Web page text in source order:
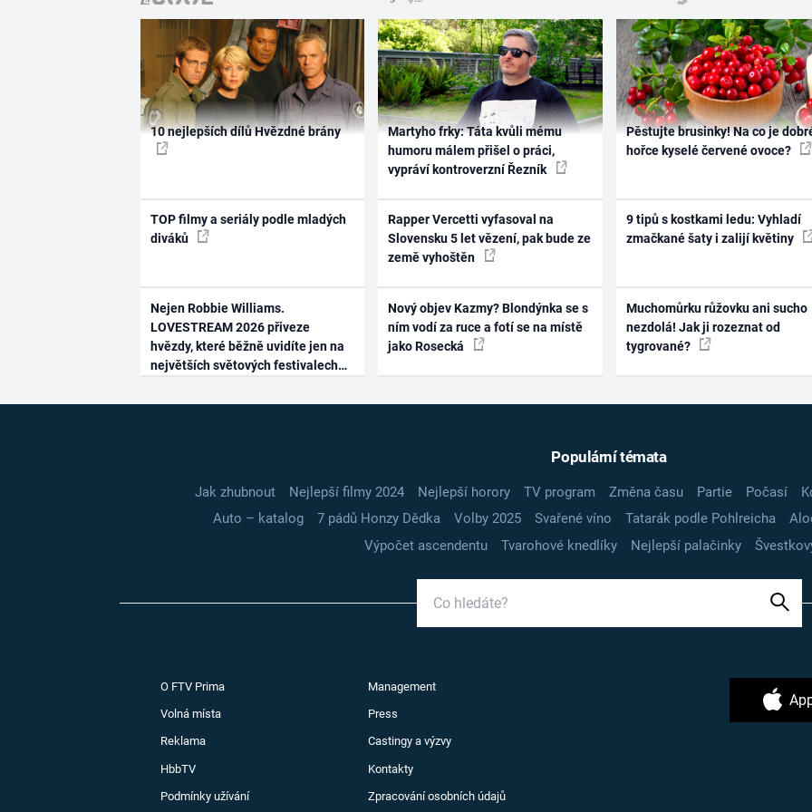
10 nejlepších dílů Hvězdné brány
TOP filmy a seriály podle mladých
diváků
Nejen Robbie Williams.
LOVESTREAM 2026 přiveze
hvězdy, které běžně uvidíte jen na
největších světových festivalech
Martyho frky: Táta kvůli mému
humoru málem přišel o práci,
vypráví kontroverzní Řezník
Rapper Vercetti vyfasoval na
Slovensku 5 let vězení, pak bude ze
země vyhoštěn
Nový objev Kazmy? Blondýnka se s
ním vodí za ruce a fotí se na místě
jako Rosecká
Pěstujte brusinky! Na co je
hořce kyselé červené ovoce?
9 tipů s kostkami ledu: Vyhladí
zmačkané šaty i zalijí květiny
Muchomůrku růžovku ani sucho
nezdolá! Jak ji rozeznat od
tygrované?
Populární témata
Jak zhubnout Nejlepší filmy 2024 Nejlepší horory TV program Změna času Partie Počasí
Auto – katalog
7 pádů Honzy Dědka Volby 2025 Svařené víno Tatarák podle Pohlreicha
Výpočet ascendentu
Tvarohové knedlíky Nejlepší palačinky
O FTV Prima Management
Volná místa Press
Reklama Castingy a výzvy
HbbTV Kontakty
Podmínky užívání Zpracování osobních údajů